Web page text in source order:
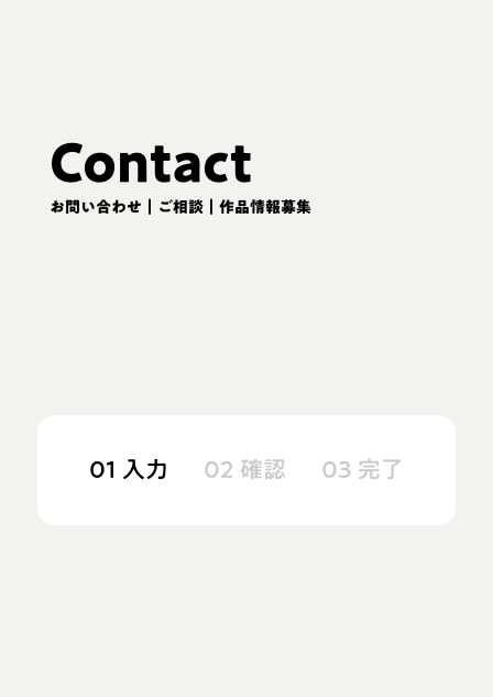
Contact
お問い合わせ｜ご相談｜作品情報募集
01 入力 02 確認 03 完了